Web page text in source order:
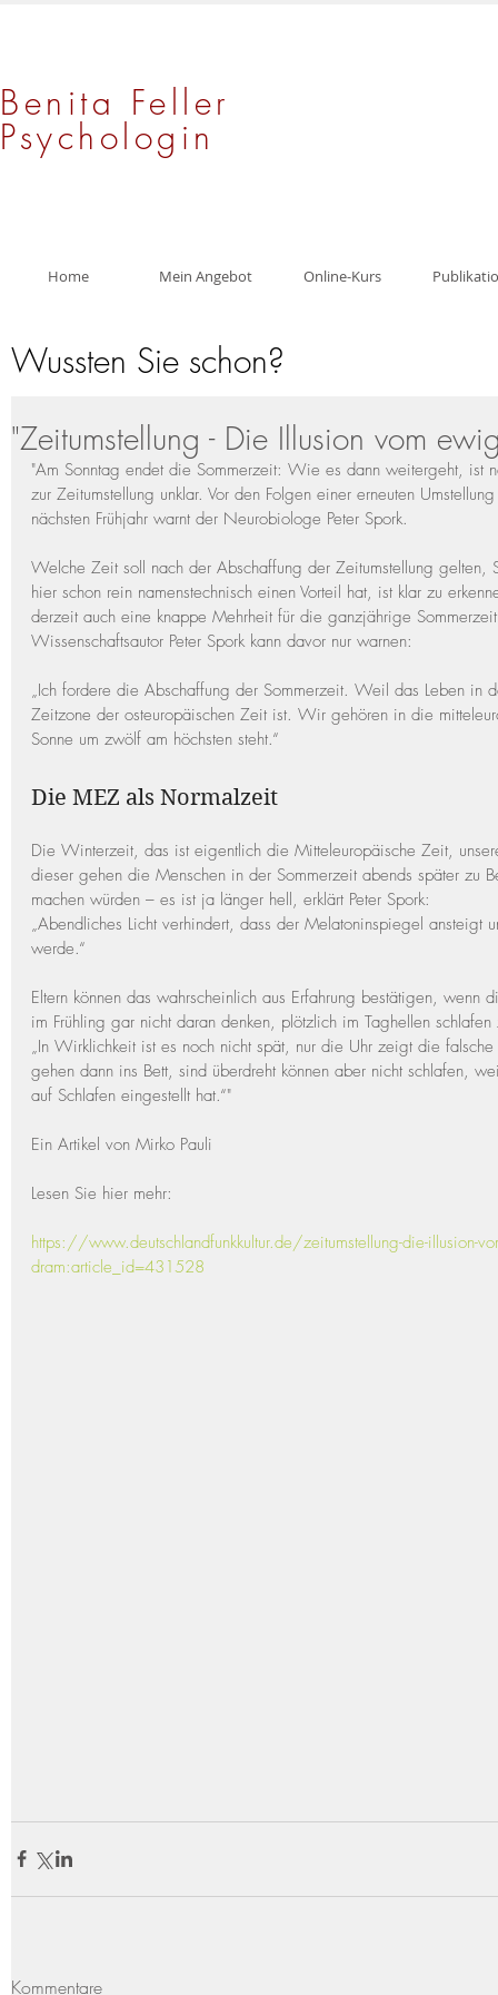
Benita Feller
Psychologin
Home Mein Angebot Online-Kurs
Wussten Sie schon?
"Zeitumstellung - Die Illusion vom
"Am Sonntag endet die Sommerzeit: Wie es dann weitergeht, ist
zur Zeitumstellung unklar. Vor den Folgen einer erneuten
nächsten Frühjahr warnt der Neurobiologe Peter Spork.
Welche Zeit soll nach der Abschaffung der Zeitumstellung
hier schon rein namenstechnisch einen Vorteil hat, ist klar zu
derzeit auch eine knappe Mehrheit für die ganzjährige
Wissenschaftsautor Peter Spork kann davor nur warnen:
„Ich fordere die Abschaffung der Sommerzeit. Weil das Leben in
Zeitzone der osteuropäischen Zeit ist. Wir gehören in die
Sonne um zwölf am höchsten steht.“
Die MEZ als Normalzeit
Die Winterzeit, das ist eigentlich die Mitteleuropäische Zeit,
dieser gehen die Menschen in der Sommerzeit abends später zu
machen würden – es ist ja länger hell, erklärt Peter Spork:
„Abendliches Licht verhindert, dass der Melatoninspiegel ansteigt
werde.“
Eltern können das wahrscheinlich aus Erfahrung bestätigen, wenn
im Frühling gar nicht daran denken, plötzlich im Taghellen
„In Wirklichkeit ist es noch nicht spät, nur die Uhr zeigt die
gehen dann ins Bett, sind überdreht können aber nicht schlafen,
auf Schlafen eingestellt hat.“"
Ein Artikel von Mirko Pauli
Lesen Sie hier mehr:
https://www.deutschlandfunkkultur.de/zeitumstellung-die-illusion-
dram:article_id=431528
Kommentare